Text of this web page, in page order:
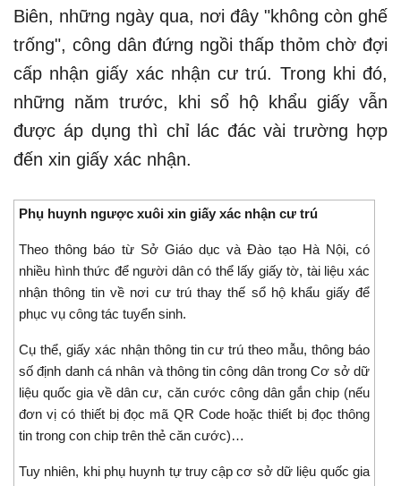
Biên, những ngày qua, nơi đây "không còn ghế
trống", công dân đứng ngồi thấp thỏm chờ đợi
cấp nhận giấy xác nhận cư trú. Trong khi đó,
những năm trước, khi sổ hộ khẩu giấy vẫn
được áp dụng thì chỉ lác đác vài trường hợp
đến xin giấy xác nhận.
Phụ huynh ngược xuôi xin giấy xác nhận cư trú
Theo thông báo từ Sở Giáo dục và Đào tạo Hà Nội, có
nhiều hình thức để người dân có thể lấy giấy tờ, tài liệu xác
nhận thông tin về nơi cư trú thay thế sổ hộ khẩu giấy để
phục vụ công tác tuyển sinh.
Cụ thể, giấy xác nhận thông tin cư trú theo mẫu, thông báo
số định danh cá nhân và thông tin công dân trong Cơ sở dữ
liệu quốc gia về dân cư, căn cước công dân gắn chip (nếu
đơn vị có thiết bị đọc mã QR Code hoặc thiết bị đọc thông
tin trong con chip trên thẻ căn cước)…
Tuy nhiên, khi phụ huynh tự truy cập cơ sở dữ liệu quốc gia